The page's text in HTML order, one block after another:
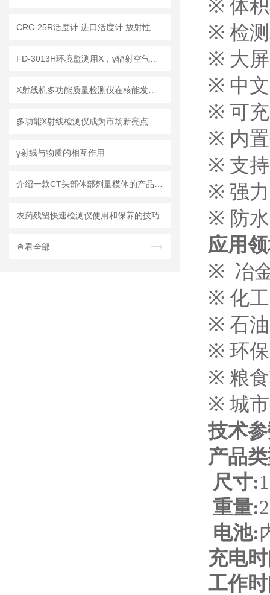
多功能X射线检测仪成为市场新亮点
γ射线与物质的相互作用
农药残留快速检测仪使用和保养的技巧
查看全部
※ 体
※ 检
※ 大
※ 中
※ 可
※ 内
※ 支
※ 强
※ 防
应用
※ 冶
※ 化工
※ 石
※ 环保
※ 粮
※ 城
技术
产品
尺寸:
重量:
电池:
充电
工作